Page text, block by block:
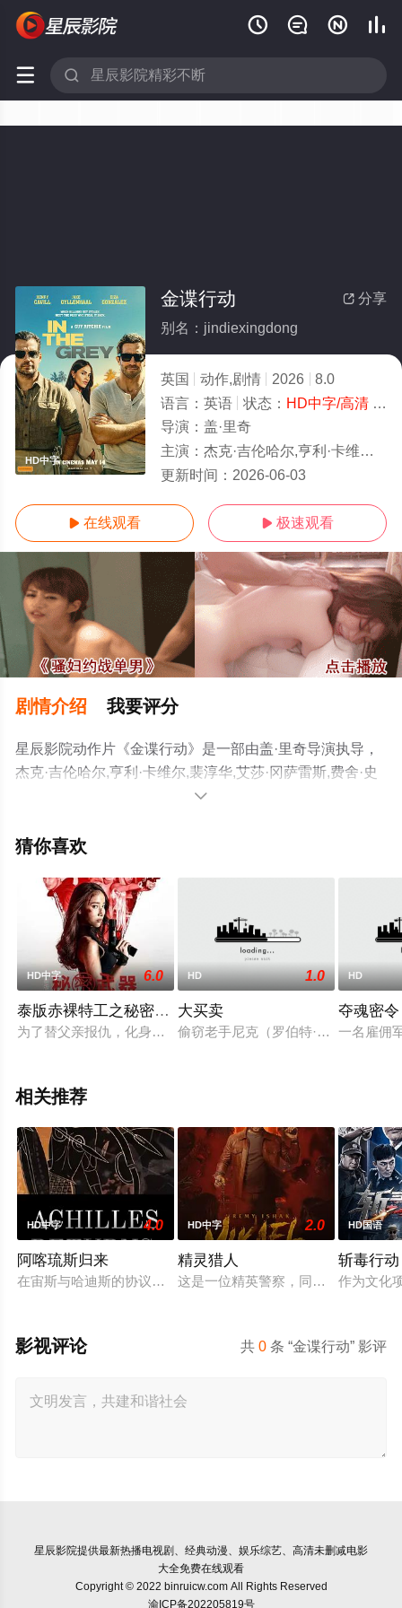
   
 
HD中字
 分享
金谍行动
别名：jindiexingdong
英国 动作,剧情 2026
8.0
语言： 英语 状态： HD中字/高清- 免费在线观看
导演： 盖·里奇
主演： 杰克·吉伦哈尔,亨利·卡维尔,裴淳华,艾莎·冈萨雷斯,费舍·史蒂芬斯,,埃米特·J·斯坎伦,克里斯托弗·海维
更新时间： 2026-06-03
 在线观看  极速观看
剧情介绍 我要评分
星辰影院动作片《金谍行动》是一部由盖·里奇导演执导，
杰克·吉伦哈尔,亨利·卡维尔,裴淳华,艾莎·冈萨雷斯,费舍·史
蒂芬斯,,埃米特·J·斯坎伦,克里斯托弗·海维尤,科乔·阿塔,克
演绎的英国电影，手机免费观看高清无删减完整版电影大
视猫或剧情网等平台了解。

猜你喜欢
HD中字 6.0
泰版赤裸特工之秘密武器
为了替父亲报仇，化身特工029加入神秘组织布撒巴。在接受训
HD 1.0
大买卖
偷窃老手尼克（罗伯特·德尼罗
HD
夺魂密令
一名雇佣
相关推荐
HD中字 4.0
阿喀琉斯归来
在宙斯与哈迪斯的协议下，年迈的阿喀琉斯被忒提斯从冥界释
HD中字 2.0
精灵猎人
这是一位精英警察，同时也是精灵猎
HD国语
斩毒行动
作为文化
共0 条 “金谍行动” 影评
影视评论
星辰影院提供最新热播电视剧、经典动漫、娱乐综艺、高清未删减电影
大全免费在线观看
Copyright © 2022 binruicw.com All Rights Reserved
渝ICP备202205819号